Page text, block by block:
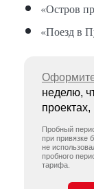
«Остров
«Поезд в
неделю,
Пробный
при привязке
не
пробного
тарифа.